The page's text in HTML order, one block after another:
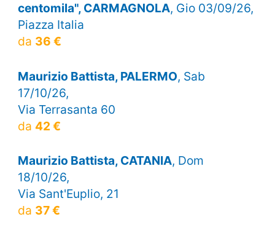
centomila", CARMAGNOLA, Gio 03/09/26,
Piazza Italia
da 36 €
Maurizio Battista, PALERMO, Sab
17/10/26,
Via Terrasanta 60
da 42 €
Maurizio Battista, CATANIA, Dom
18/10/26,
Via Sant'Euplio, 21
da 37 €